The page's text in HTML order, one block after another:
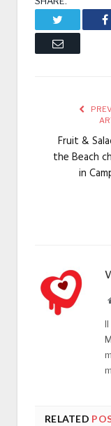
Email
Fruit &
the Beach
in
RELATED